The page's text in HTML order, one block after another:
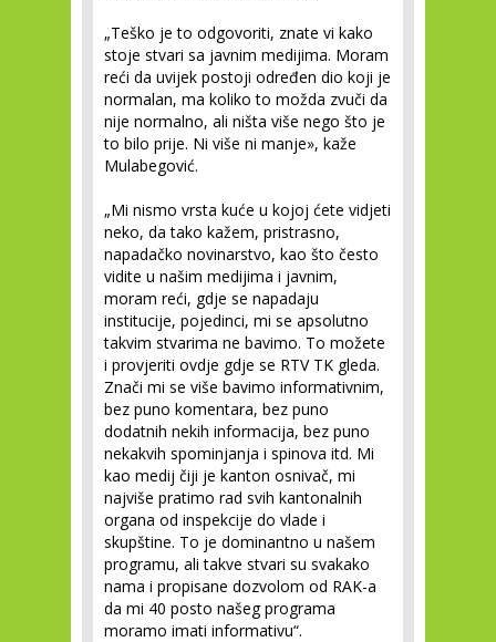
„Teško je to odgovoriti, znate vi kako
stoje stvari sa javnim medijima. Moram
reći da uvijek postoji određen dio koji je
normalan, ma koliko to možda zvuči da
nije normalno, ali ništa više nego što je
to bilo prije. Ni više ni manje», kaže
Mulabegović.
„Mi nismo vrsta kuće u kojoj ćete vidjeti
neko, da tako kažem, pristrasno,
napadačko novinarstvo, kao što često
vidite u našim medijima i javnim,
moram reći, gdje se napadaju
institucije, pojedinci, mi se apsolutno
takvim stvarima ne bavimo. To možete
i provjeriti ovdje gdje se RTV TK gleda.
Znači mi se više bavimo informativnim,
bez puno komentara, bez puno
dodatnih nekih informacija, bez puno
nekakvih spominjanja i spinova itd. Mi
kao medij čiji je kanton osnivač, mi
najviše pratimo rad svih kantonalnih
organa od inspekcije do vlade i
skupštine. To je dominantno u našem
programu, ali takve stvari su svakako
nama i propisane dozvolom od RAK-a
da mi 40 posto našeg programa
moramo imati informativu“.